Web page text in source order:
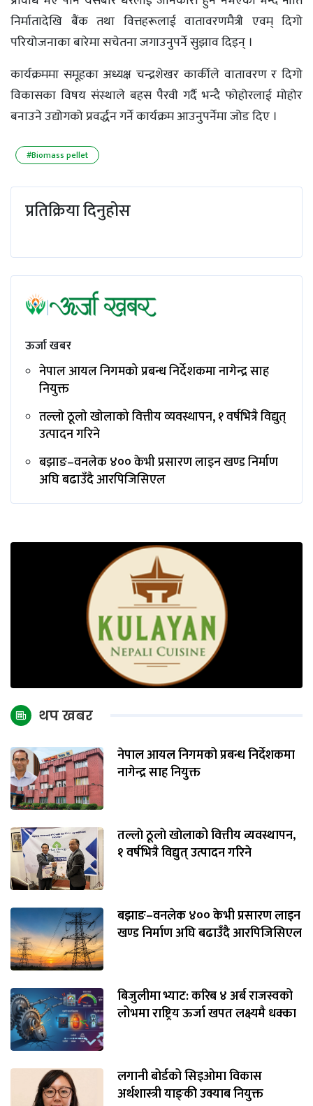
निर्मातादेखि बैंक तथा वित्तहरूलाई वातावरणमैत्री एवम् दिगो
परियोजनाका बारेमा सचेतना जगाउनुपर्ने सुझाव दिइन् ।
कार्यक्रममा समूहका अध्यक्ष चन्द्रशेखर कार्कीले वातावरण र दिगो
विकासका विषय संस्थाले बहस पैरवी गर्दै भन्दै फोहोरलाई मोहोर
बनाउने उद्योगको प्रवर्द्धन गर्ने कार्यक्रम आउनुपर्नेमा जोड दिए ।
#Biomass pellet
प्रतिक्रिया दिनुहोस
ऊर्जा खबर
नेपाल आयल निगमको प्रबन्ध निर्देशकमा नागेन्द्र साह
नियुक्त
तल्लाे ठूलाे खाेलाको वित्तीय व्यवस्थापन, १ वर्षभित्रै विद्युत्
उत्पादन गरिने
बझाङ–वनलेक ४०० केभी प्रसारण लाइन खण्ड निर्माण
अघि बढाउँदै आरपिजिसिएल
थप खबर
नेपाल आयल निगमको प्रबन्ध निर्देशकमा
नागेन्द्र साह नियुक्त
तल्लाे ठूलाे खाेलाको वित्तीय व्यवस्थापन,
१ वर्षभित्रै विद्युत् उत्पादन गरिने
बझाङ–वनलेक ४०० केभी प्रसारण लाइन
खण्ड निर्माण अघि बढाउँदै आरपिजिसिएल
बिजुलीमा भ्याट: करिब ४ अर्ब राजस्वको
लोभमा राष्ट्रिय ऊर्जा खपत लक्ष्यमै धक्का
लगानी बोर्डको सिइओमा विकास
अर्थशास्त्री याङ्‌की उक्याब नियुक्त